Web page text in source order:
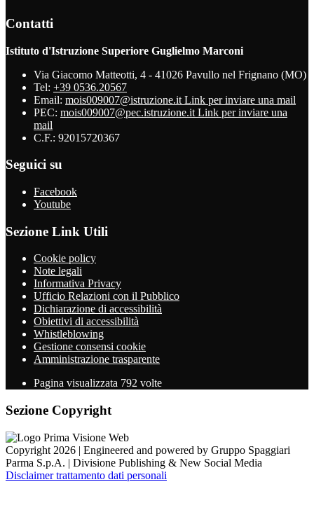
Contatti
Istituto d'Istruzione Superiore Guglielmo Marconi
Via Giacomo Matteotti, 4 - 41026 Pavullo nel Frignano (MO)
Tel: +39 0536.20567
Email: mois009007@istruzione.it Link per inviare una mail
PEC: mois009007@pec.istruzione.it Link per inviare una
mail
C.F.: 92015720367
Seguici su
Facebook
Youtube
Sezione Link Utili
Cookie policy
Note legali
Informativa Privacy
Ufficio Relazioni con il Pubblico
Dichiarazione di accessibilità
Obiettivi di accessibilità
Whistleblowing
Gestione consensi cookie
Amministrazione trasparente
Pagina visualizzata 792 volte
Sezione Copyright
Copyright 2026 | Engineered and powered by Gruppo Spaggiari
Parma S.p.A. | Divisione Publishing & New Social Media
Disclaimer trattamento dati personali